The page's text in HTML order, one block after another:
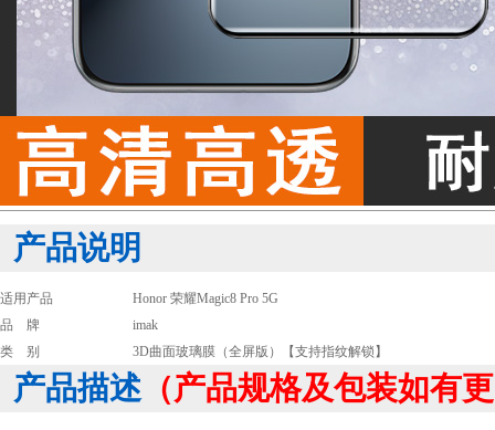
产品说明
适用产品
Honor 荣耀Magic8 Pro 5G
品 牌
imak
类 别
3D曲面玻璃膜（全屏版）【支持指纹解锁】
产品描述 （产品规格及包装如有